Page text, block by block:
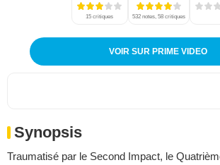
15 critiques 532 notes, 58 critiques
VOIR SUR PRIME VIDEO
Synopsis
Traumatisé par le Second Impact, le